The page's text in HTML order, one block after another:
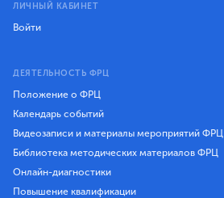
ЛИЧНЫЙ КАБИНЕТ
Войти
ДЕЯТЕЛЬНОСТЬ ФРЦ
Положение о ФРЦ
Календарь событий
Видеозаписи и материалы мероприятий ФРЦ
Библиотека методических материалов ФРЦ
Онлайн-диагностики
Повышение квалификации